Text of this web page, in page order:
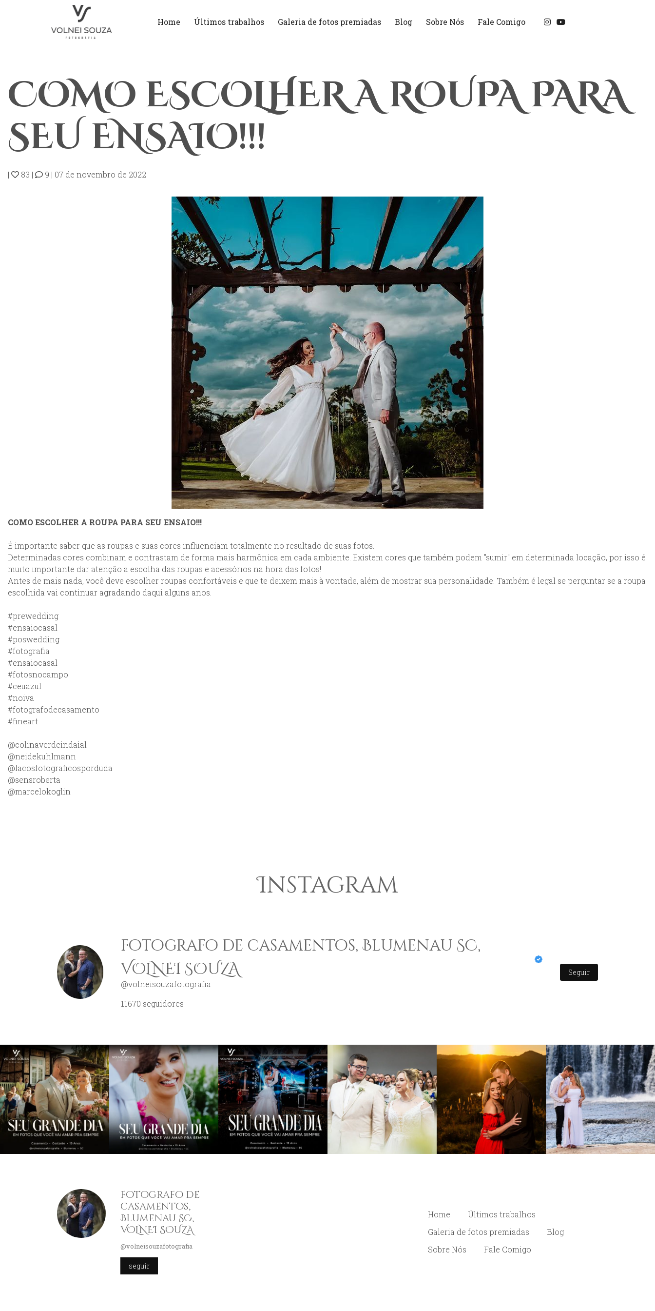
Home Últimos trabalhos Galeria de fotos premiadas Blog Sobre Nós Fale Comigo
COMO ESCOLHER A ROUPA PARA
SEU ENSAIO!!!
| 83 | 9 | 07 de novembro de 2022
COMO ESCOLHER A ROUPA PARA SEU ENSAIO!!!
É importante saber que as roupas e suas cores influenciam totalmente no resultado de suas fotos.
Determinadas cores combinam e contrastam de forma mais harmônica em cada ambiente. Existem cores que também podem "sumir" em determinada locação, por isso é
muito importante dar atenção a escolha das roupas e acessórios na hora das fotos!
Antes de mais nada, você deve escolher roupas confortáveis e que te deixem mais à vontade, além de mostrar sua personalidade. Também é legal se perguntar se a roupa
escolhida vai continuar agradando daqui alguns anos.
#prewedding
#ensaiocasal
#poswedding
#fotografia
#ensaiocasal
#fotosnocampo
#ceuazul
#noiva
#fotografodecasamento
#fineart
@colinaverdeindaial
@neidekuhlmann
@lacosfotograficosporduda
@sensroberta
@marcelokoglin
Instagram
fotografo de casamentos, Blumenau SC,
VOLNEI SOUZA
@volneisouzafotografia
11670 seguidores
Seguir
fotografo de
casamentos,
Blumenau SC,
VOLNEI SOUZA
@volneisouzafotografia
seguir
Home
Últimos trabalhos
Galeria de fotos premiadas
Blog
Sobre Nós
Fale Comigo